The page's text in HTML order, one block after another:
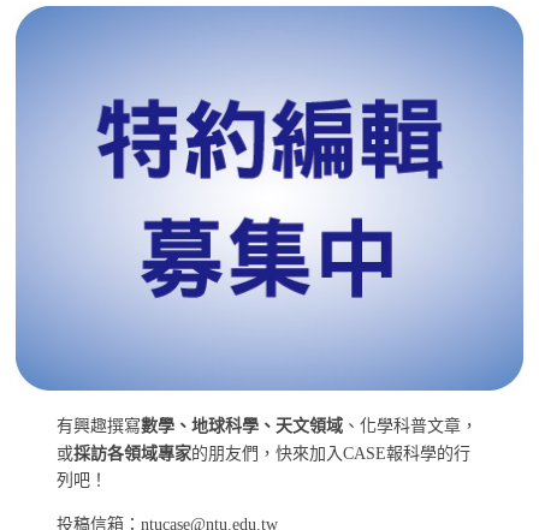
有興趣撰寫數學、地球科學、天文領域 、化學科普文章，
或採訪各領域專家的朋友們，快來加入CASE報科學的行
列吧！
投稿信箱：ntucase@ntu.edu.tw